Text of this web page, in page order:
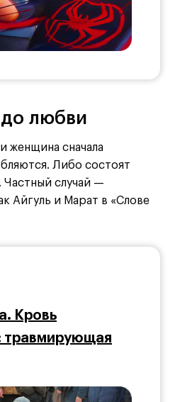
любви
женщина сначала
Либо состоят
Частный случай —
Айгуль и Марат в «Слове
Кровь
травмирующая